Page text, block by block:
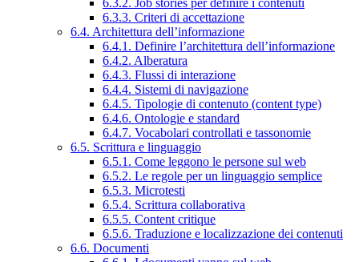
6.3.2. Job stories per definire i contenuti
6.3.3. Criteri di accettazione
6.4. Architettura dell’informazione
6.4.1. Definire l’architettura dell’informazione
6.4.2. Alberatura
6.4.3. Flussi di interazione
6.4.4. Sistemi di navigazione
6.4.5. Tipologie di contenuto (content type)
6.4.6. Ontologie e standard
6.4.7. Vocabolari controllati e tassonomie
6.5. Scrittura e linguaggio
6.5.1. Come leggono le persone sul web
6.5.2. Le regole per un linguaggio semplice
6.5.3. Microtesti
6.5.4. Scrittura collaborativa
6.5.5. Content critique
6.5.6. Traduzione e localizzazione dei contenuti
6.6. Documenti